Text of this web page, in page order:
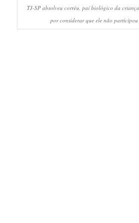
TJ-SP absolveu corréu, pai biológico da
por considerar que ele não participou